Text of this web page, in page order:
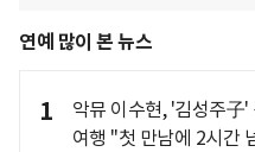
연예 많이 본 뉴스
1
악뮤 이수현, '김성주子'
여행 "첫 만남에 2시간